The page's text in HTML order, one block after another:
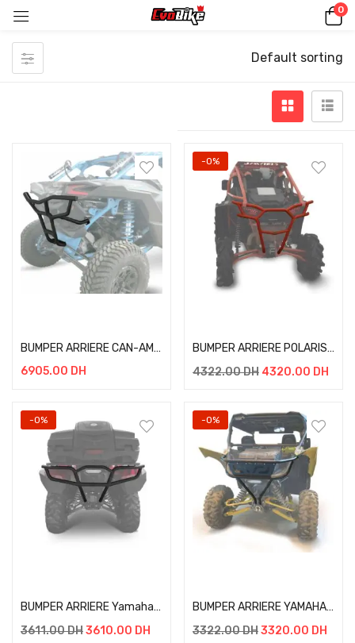
0
Default sorting
BUMPER ARRIERE CAN-AM MAVERICK X3 + KIT DE FIXATION
6905.00 DH
-0%
BUMPER ARRIERE POLARIS RZR 1000
4322.00DH 4320.00 DH
-0%
BUMPER ARRIERE Yamaha Grizzly 700 (2019-) + KIT DE FIXATION
3611.00DH3610.00 DH
-0%
BUMPER ARRIERE YAMAHA YXZ 1000R
3322.00DH3320.00 DH